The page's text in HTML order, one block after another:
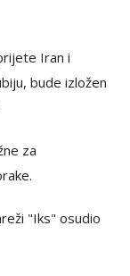
Iran i
bude izložen
za
"Iks" osudio